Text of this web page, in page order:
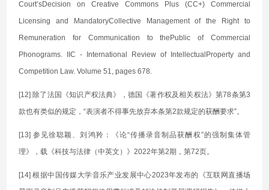
Court’sDecision on Creative Commons Plus (CC+) Commercial
Licensing and MandatoryCollective Management of the Right to
Remuneration for Communication to thePublic of Commercial
Phonograms. IIC - International Review of IntellectualProperty and
Competition Law. Volume 51, pages 678.
[12] 除了法国《知识产权法典》，德国《著作权及相关权法》第78条第3
款也有类似的规定，“表演者不得事先放弃本条第2款规定的获酬要求”。
[13] 参见徐聪颖、刘鸿羚：《论“传播录音制品获酬权”的强制集体管
理》，载《科技与法律（中英文）》2022年第2期，第72页。
[14] 根据中国传媒大学音乐产业发展中心2023年发布的《互联网直播场